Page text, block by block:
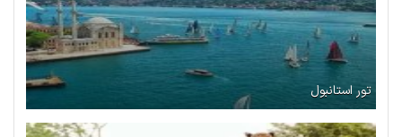
تور استانبول